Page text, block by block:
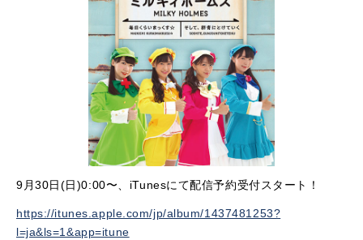
9月30日(日)0:00〜、iTunesにて配信予約受付スタート！
https://itunes.apple.com/jp/album/1437481253?
l=ja&ls=1&app=itune